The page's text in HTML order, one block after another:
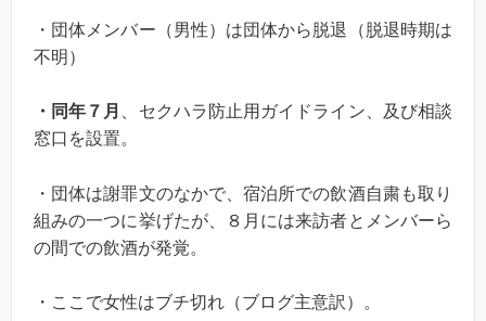
・団体メンバー（男性）は団体から脱退（脱退時期は
不明）
・同年７月
、セクハラ防止用ガイドライン、及び相談
窓口を設置。
・団体は謝罪文のなかで、宿泊所での飲酒自粛も取り
組みの一つに挙げたが、８月には来訪者とメンバーら
の間での飲酒が発覚。
・ここで女性はブチ切れ（ブログ主意訳）。